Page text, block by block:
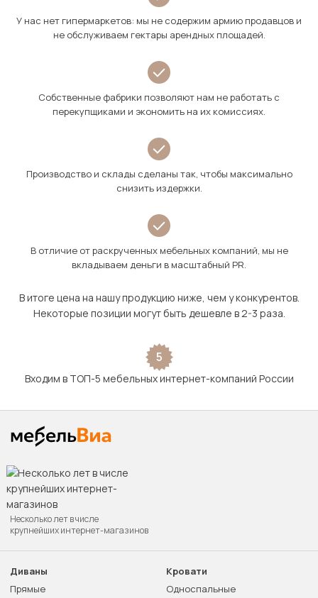
У нас нет гипермаркетов: мы не содержим армию продавцов и
не обслуживаем гектары арендных площадей.
Собственные фабрики позволяют нам не работать с
перекупщиками и экономить на их комиссиях.
Производство и склады сделаны так, чтобы максимально
снизить издержки.
В отличие от раскрученных мебельных компаний, мы не
вкладываем деньги в масштабный PR.
В итоге цена на нашу продукцию ниже, чем у конкурентов.
Некоторые позиции могут быть дешевле в 2-3 раза.
5
Входим в ТОП-5 мебельных интернет-компаний России
Несколько лет в числе
крупнейших интернет-магазинов
Диваны
Прямые
Кровати
Односпальные